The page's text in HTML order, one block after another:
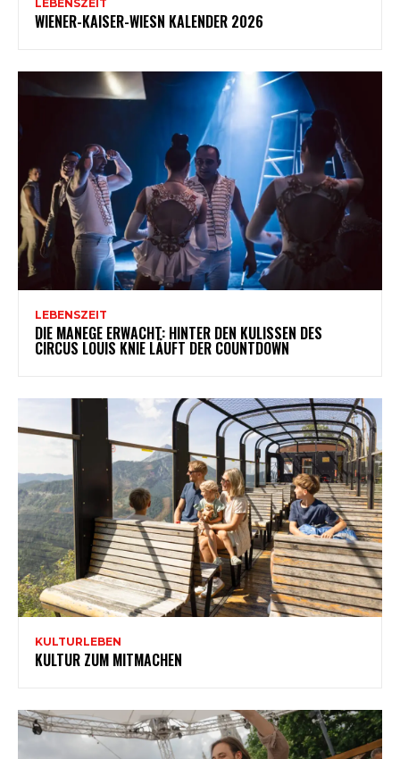
LEBENSZEIT
WIENER-KAISER-WIESN KALENDER 2026
LEBENSZEIT
DIE MANEGE ERWACHT: HINTER DEN KULISSEN DES
CIRCUS LOUIS KNIE LÄUFT DER COUNTDOWN
KULTURLEBEN
KULTUR ZUM MITMACHEN